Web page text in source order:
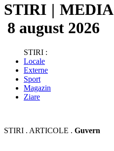
STIRI | MEDIA
8 august 2026
STIRI :
Locale
Externe
Sport
Magazin
Ziare
STIRI . ARTICOLE . Guvern